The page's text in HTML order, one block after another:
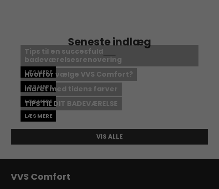
Seneste indlæg
Tips til en succesfuld
badeværelsesrenovering
LÆS MERE
Hvorfor vælge VVS Comfort?
LÆS MERE
Indret med tidens farver
LÆS MERE
TIPS TIL DIT BADEVÆRELSE
LÆS MERE
VIS ALLE
VVS Comfort